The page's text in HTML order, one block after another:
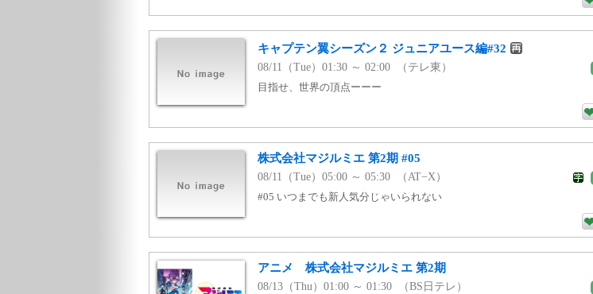
キャプテン翼シーズン２ ジュニアユース編#32
08/11（Tue）01:30 ～ 02:00 （テレ東）
目指せ、世界の頂点ーーー
株式会社マジルミエ 第2期 #05
08/11（Tue）05:00 ～ 05:30 （AT−X）
#05 いつまでも新人気分じゃいられない
アニメ 株式会社マジルミエ 第2期
08/13（Thu）01:00 ～ 01:30 （BS日テレ）